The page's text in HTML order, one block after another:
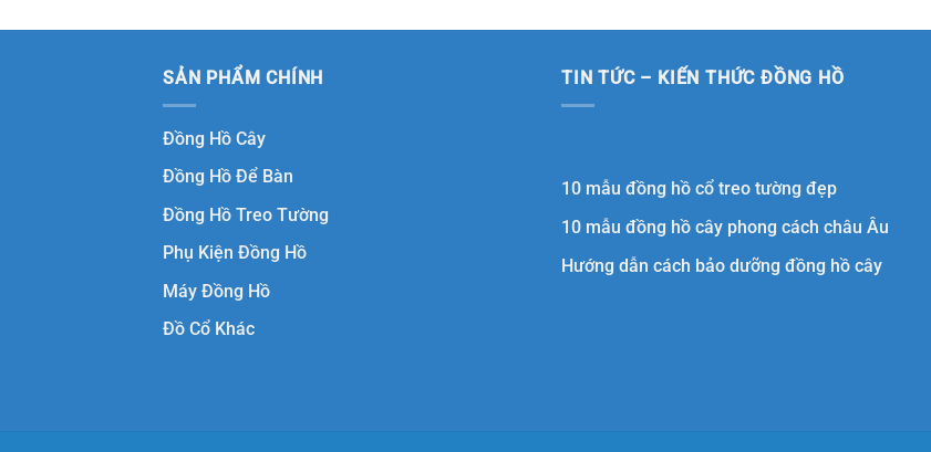
SẢN PHẨM CHÍNH
Đồng Hồ Cây
Đồng Hồ Để Bàn
Đồng Hồ Treo Tường
Phụ Kiện Đồng Hồ
Máy Đồng Hồ
Đồ Cổ Khác
TIN TỨC – KIẾN THỨC ĐỒNG HỒ
10 mẫu đồng hồ cổ treo tường đẹp
10 mẫu đồng hồ cây phong cách châu Âu
Hướng dẫn cách bảo dưỡng đồng hồ cây